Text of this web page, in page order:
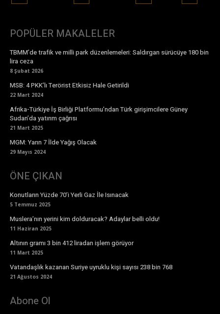
POPÜLER MAKALELER
TBMM’de trafik ve milli park düzenlemeleri: Saldırgan sürücüye 180 bin
lira ceza
8 Şubat 2026
MSB: 4 PKK’lı Terörist Etkisiz Hale Getirildi
22 Mart 2024
Afrika-Türkiye İş Birliği Platformu’ndan Türk girişimcilere Güney
Sudan’da yatırım çağrısı
21 Mart 2025
MGM: Yarın 7 İlde Yağış Olacak
29 Mayıs 2024
ÖNE ÇIKAN
Konutların Yüzde 70’i Yerli Gaz İle Isınacak
5 Temmuz 2025
Muslera’nın yerini kim dolduracak? Adaylar belli oldu!
11 Haziran 2025
Altının gramı 3 bin 412 liradan işlem görüyor
11 Mart 2025
Vatandaşlık kazanan Suriye uyruklu kişi sayısı 238 bin 768
21 Ağustos 2024
Abone Ol